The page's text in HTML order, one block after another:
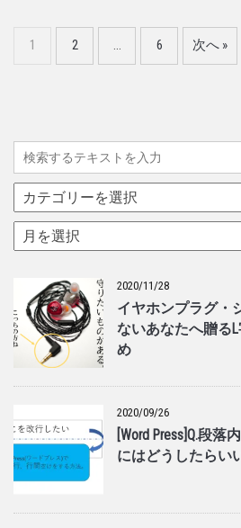
1 2 … 6 次へ »
テ
ゴ
リ
ア
ー
ブ
2020/11/28
イヤホンプラグ・
ないあなたへ贈るL
め
2020/09/26
[Word Press]Q.段
にはどうしたらい